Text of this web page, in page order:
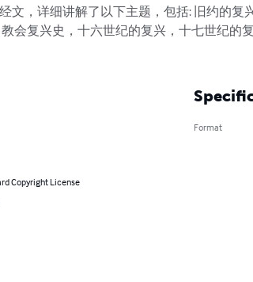
文，详细讲解了以下主题，包括: 旧约的复
会复兴史，十六世纪的复兴，十七世纪的
Copyright License
Format